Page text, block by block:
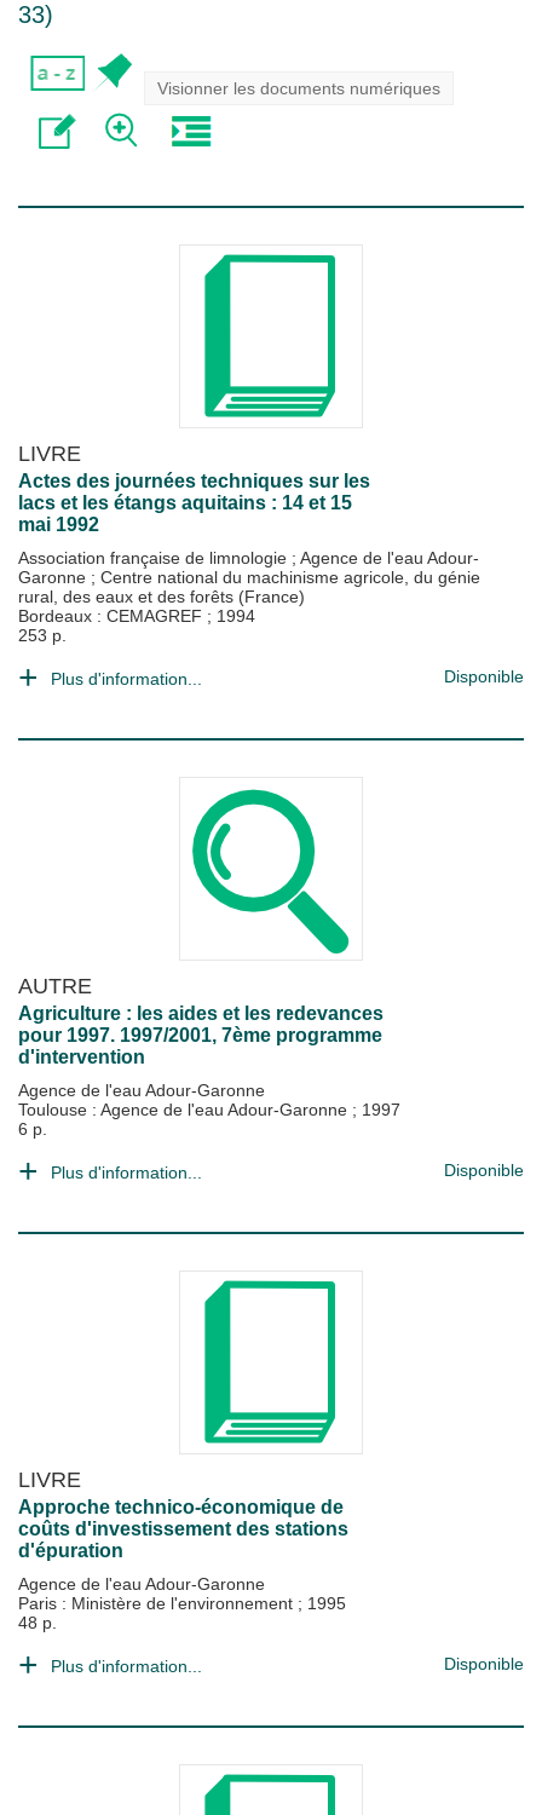
33)
Visionner les documents numériques
LIVRE
Actes des journées techniques sur les
lacs et les étangs aquitains : 14 et 15
mai 1992
Association française de limnologie ; Agence de l'eau Adour-
Garonne ; Centre national du machinisme agricole, du génie
rural, des eaux et des forêts (France)
Bordeaux : CEMAGREF ; 1994
253 p.
Plus d'information... Disponible
AUTRE
Agriculture : les aides et les redevances
pour 1997. 1997/2001, 7ème programme
d'intervention
Agence de l'eau Adour-Garonne
Toulouse : Agence de l'eau Adour-Garonne ; 1997
6 p.
Plus d'information... Disponible
LIVRE
Approche technico-économique de
coûts d'investissement des stations
d'épuration
Agence de l'eau Adour-Garonne
Paris : Ministère de l'environnement ; 1995
48 p.
Plus d'information... Disponible